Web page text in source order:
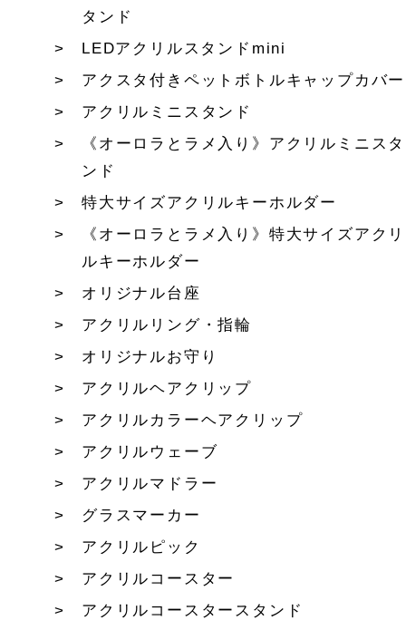
タンド
LEDアクリルスタンドmini
アクスタ付きペットボトルキャップカバー
アクリルミニスタンド
《オーロラとラメ入り》アクリルミニスタ
ンド
特大サイズアクリルキーホルダー
《オーロラとラメ入り》特大サイズアクリ
ルキーホルダー
オリジナル台座
アクリルリング・指輪
オリジナルお守り
アクリルヘアクリップ
アクリルカラーヘアクリップ
アクリルウェーブ
アクリルマドラー
グラスマーカー
アクリルピック
アクリルコースター
アクリルコースタースタンド